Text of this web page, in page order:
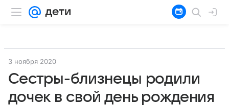
3 ноября 2020
Сестры-близнецы родили
дочек в свой день рождения